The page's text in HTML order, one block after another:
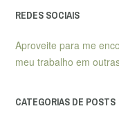
REDES SOCIAIS
Aproveite para me
meu trabalho em
CATEGORIAS DE POSTS